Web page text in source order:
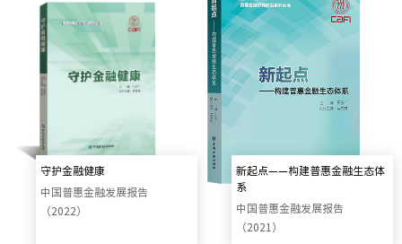
守护金融健康
中国普惠金融发展报告
（2022）
新起点——构建普惠金融生态体
系
中国普惠金融发展报告
（2021）